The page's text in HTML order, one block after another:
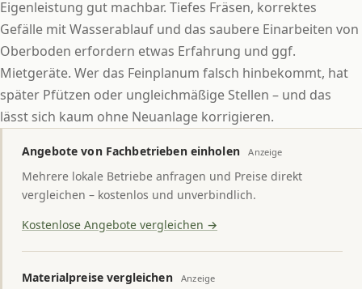
Eigenleistung gut machbar. Tiefes Fräsen, korrektes
Gefälle mit Wasserablauf und das saubere Einarbeiten von
Oberboden erfordern etwas Erfahrung und ggf.
Mietgeräte. Wer das Feinplanum falsch hinbekommt, hat
später Pfützen oder ungleichmäßige Stellen – und das
lässt sich kaum ohne Neuanlage korrigieren.
Angebote von Fachbetrieben einholen Anzeige
Mehrere lokale Betriebe anfragen und Preise direkt
vergleichen – kostenlos und unverbindlich.
Kostenlose Angebote vergleichen →
Materialpreise vergleichen Anzeige